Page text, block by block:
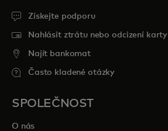
Získejte podporu
Nahlásit ztrátu nebo odcizení karty
Najít bankomat
Často kladené otázky
SPOLEČNOST
O nás